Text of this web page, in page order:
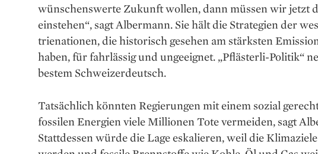
wünschenswerte Zukunft wollen, dann müssen wir jetzt
einstehen“, sagt Albermann. Sie hält die Strategien der
trienationen, die historisch gesehen am stärksten
haben, für fahrlässig und ungeeignet. „Pflästerli-Politik“
bestem Schweizerdeutsch.
Tatsächlich könnten Regierungen mit einem sozial
fossilen Energien viele Millionen Tote vermeiden, sagt
Stattdessen würde die Lage eskalieren, weil die